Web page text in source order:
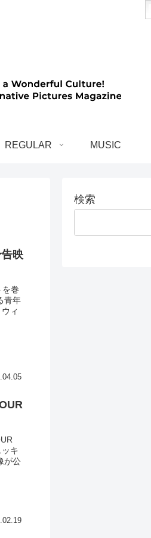
REGULAR MUSIC
映
を巻
青年
ィ
キ
が公
検索